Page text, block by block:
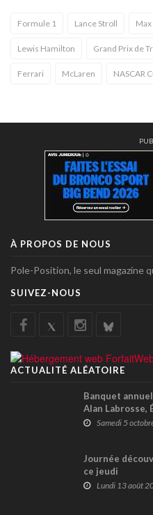
Formule 1 Lance Stroll
Lewis Hamilton Grand Prix de
Ferrari McLaren NASCAR
À PROPOS DE NOUS
Pole-Position, le seul magazine
SUIVEZ-NOUS
ACTUALITÉ ALÉATOIRE
Banquet
Alan Labrosse,
en vedette de
Samedi 5
Journée
ce jeudi
Lundi 13 août